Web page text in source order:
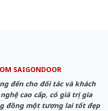
SAIGONDOOR
đến cho đối tác và khách
cao cấp, có giá trị gia
đồng một tương lai tốt đẹp